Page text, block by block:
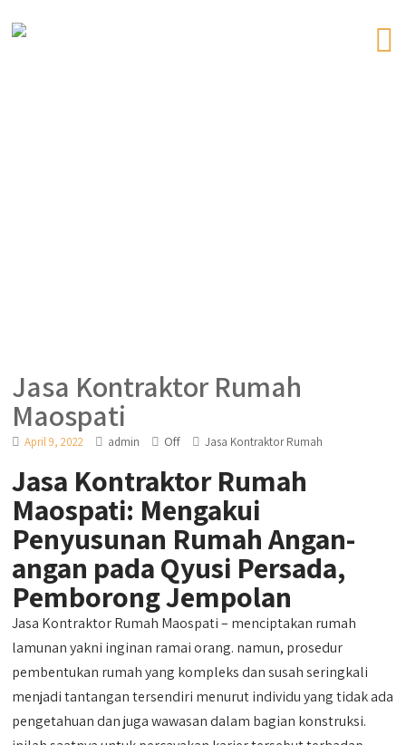
Jasa Kontraktor Rumah
Maospati
April 9, 2022 admin Off Jasa Kontraktor Rumah
Jasa Kontraktor Rumah
Maospati: Mengakui
Penyusunan Rumah Angan-
angan pada Qyusi Persada,
Pemborong Jempolan
Jasa Kontraktor Rumah Maospati – menciptakan rumah
lamunan yakni inginan ramai orang. namun, prosedur
pembentukan rumah yang kompleks dan susah seringkali
menjadi tantangan tersendiri menurut individu yang tidak ada
pengetahuan dan juga wawasan dalam bagian konstruksi.